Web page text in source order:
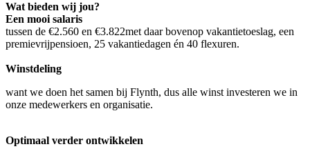
Wat bieden wij jou?
Een mooi salaris
tussen de €2.560 en €3.822met daar bovenop vakantietoeslag, een
premievrijpensioen, 25 vakantiedagen én 40 flexuren.
Winstdeling
want we doen het samen bij Flynth, dus alle winst investeren we in
onze medewerkers en organisatie.
Optimaal verder ontwikkelen